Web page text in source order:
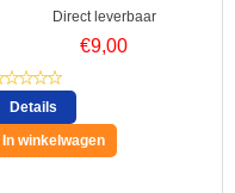
Direct leverbaar
€9,00
Details
In winkelwagen